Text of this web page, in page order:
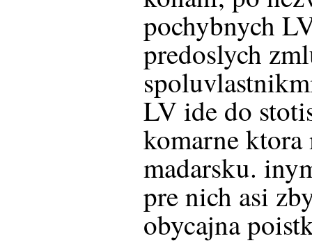
pochybnych
predoslych
LV ide do
komarne
madarsku.
pre nich asi
obycajna